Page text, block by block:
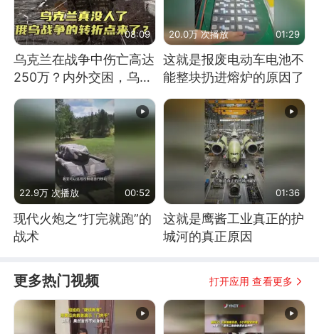
08:09
乌克兰在战争中伤亡高达
250万？内外交困，乌克
20.0万 次播放 01:29
这就是报废电动车电池不
能整块扔进熔炉的原因了
22.9万 次播放 00:52
现代火炮之“打完就跑”的
战术
01:36
这就是鹰酱工业真正的护
城河的真正原因
更多热门视频 打开应用 查看更多